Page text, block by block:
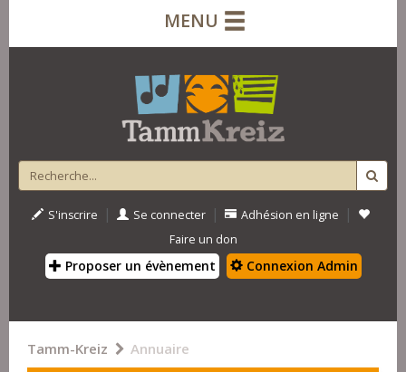
MENU
S'inscrire | Se connecter | Adhésion en ligne |
Faire un don
Proposer un évènement Connexion Admin
Tamm-Kreiz Annuaire